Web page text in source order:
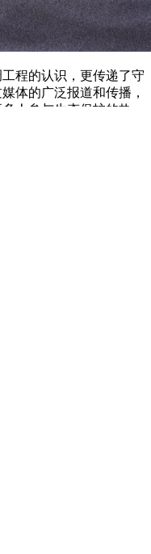
程的认识，更传递了守
体的广泛报道和传播，
人参与生态保护的热